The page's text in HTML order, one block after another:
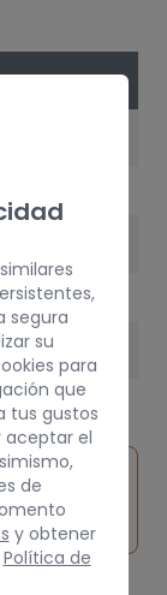
Consultar
por
segura
su
para
que
tus gustos
aceptar el
de
y obtener
Política de